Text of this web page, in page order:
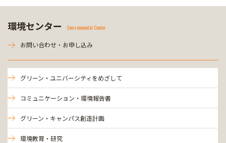
環境センター Environmental Center
お問い合わせ・お申し込み
グリーン・ユニバーシティをめざして
コミュニケーション・環境報告書
グリーン・キャンパス創造計画
環境教育・研究